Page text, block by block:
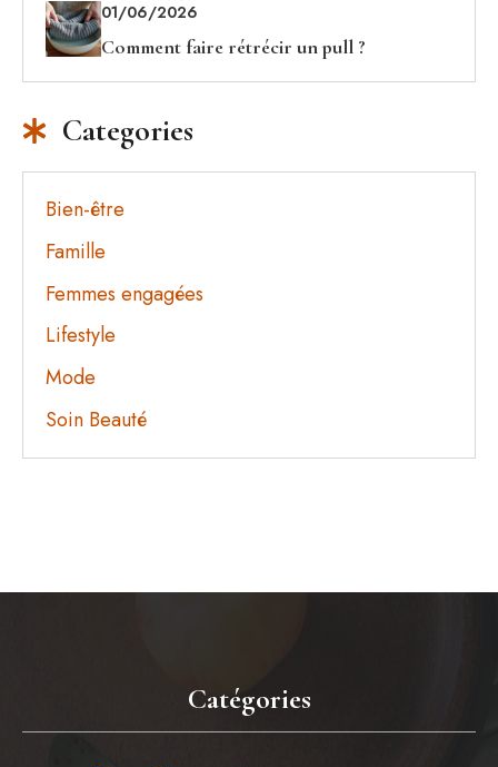
01/06/2026
Comment faire rétrécir un pull ?
Categories
Bien-être
Famille
Femmes engagées
Lifestyle
Mode
Soin Beauté
Catégories